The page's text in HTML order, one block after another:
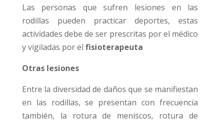
Las personas que sufren lesiones en las
rodillas pueden practicar deportes, estas
actividades debe de ser prescritas por el médico
y vigiladas por el fisioterapeuta
Otras lesiones
Entre la diversidad de daños que se manifiestan
en las rodillas, se presentan con frecuencia
también, la rotura de meniscos, rotura de